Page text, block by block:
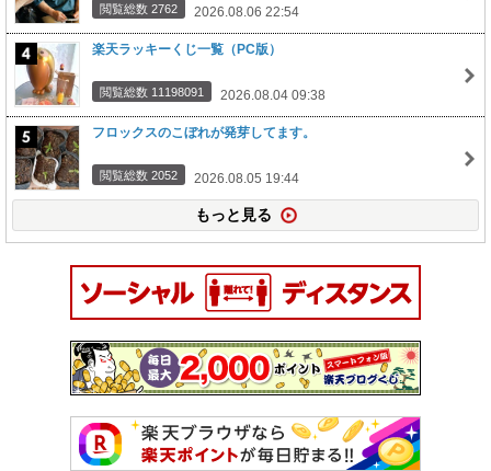
閲覧総数 2762 2026.08.06 22:54
楽天ラッキーくじ一覧（PC版）
閲覧総数 11198091 2026.08.04 09:38
フロックスのこぼれが発芽してます。
閲覧総数 2052 2026.08.05 19:44
もっと見る